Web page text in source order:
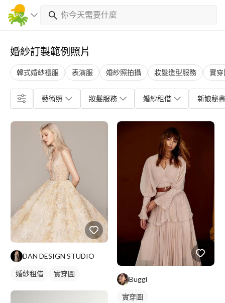
婚紗訂製範例照片
韓式婚紗禮服 表演服 婚紗照拍攝 妝髮造型服務 實穿
藝術照 妝髮服務 婚紗租借 新娘秘書
DAN DESIGN STUDIO
婚紗租借 實穿圖
Buggi
實穿圖